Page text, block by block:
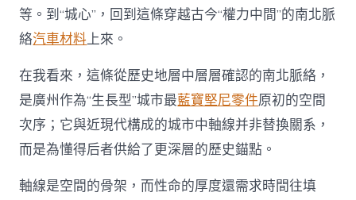
等。到“城心”，回到這條穿越古今“權力中間”的南北脈
絡汽車材料上來。
在我看來，這條從歷史地層中層層確認的南北脈絡，
是廣州作為“生長型”城市最藍寶堅尼零件原初的空間
次序；它與近現代構成的城市中軸線并非替換關系，
而是為懂得后者供給了更深層的歷史錨點。
軸線是空間的骨架，而性命的厚度還需求時間往填